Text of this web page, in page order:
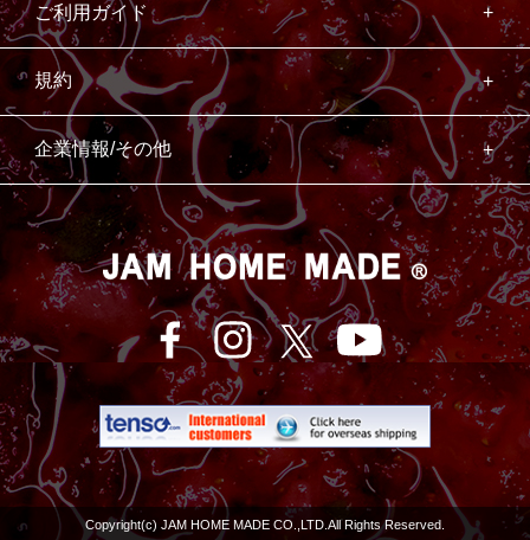
ご利用ガイド
規約
企業情報/その他
Copyright(c) JAM HOME MADE CO.,LTD.All Rights Reserved.